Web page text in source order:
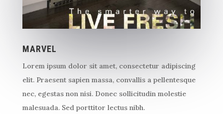
MARVEL
Lorem ipsum dolor sit amet, consectetur adipiscing
elit. Praesent sapien massa, convallis a pellentesque
nec, egestas non nisi. Donec sollicitudin molestie
malesuada. Sed porttitor lectus nibh.